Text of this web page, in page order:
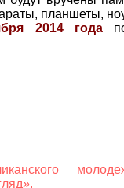
планшеты,
2014 года